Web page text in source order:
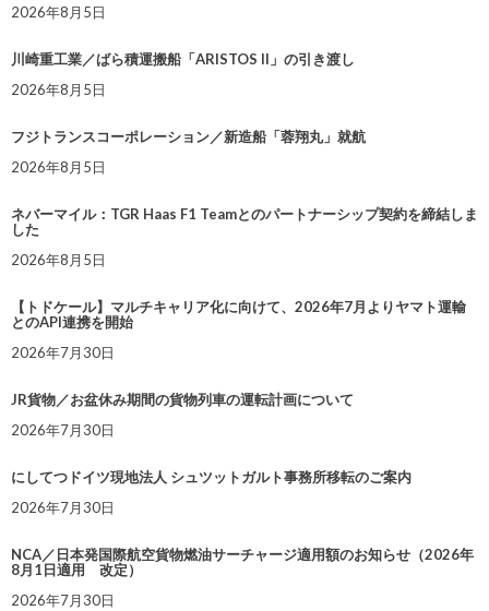
2026年8月5日
川崎重工業／ばら積運搬船「ARISTOS II」の引き渡し
2026年8月5日
フジトランスコーポレーション／新造船「蓉翔丸」就航
2026年8月5日
ネバーマイル：TGR Haas F1 Teamとのパートナーシップ契約を締結しま
した
2026年8月5日
【トドケール】マルチキャリア化に向けて、2026年7月よりヤマト運輸
とのAPI連携を開始
2026年7月30日
JR貨物／お盆休み期間の貨物列車の運転計画について
2026年7月30日
にしてつドイツ現地法人 シュツットガルト事務所移転のご案内
2026年7月30日
NCA／日本発国際航空貨物燃油サーチャージ適用額のお知らせ（2026年
8月1日適用 改定）
2026年7月30日